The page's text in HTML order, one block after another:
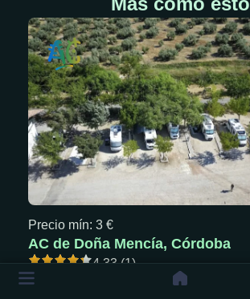
Precio mín: 3 €
AC de Doña Mencía, Córdoba
4.33 (1)